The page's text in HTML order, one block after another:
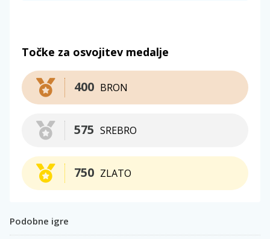
Točke za osvojitev medalje
BRON
400
SREBRO
575
ZLATO
750
Podobne igre